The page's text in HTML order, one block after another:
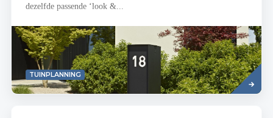
dezelfde passende ‘look &...
TUINPLANNING
Read
more